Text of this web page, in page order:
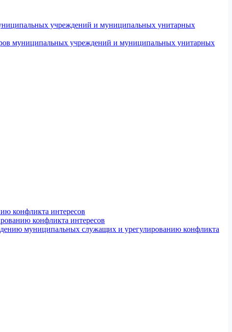
учреждений и муниципальных унитарных
муниципальных учреждений и муниципальных унитарных
конфликта интересов
конфликта интересов
муниципальных служащих и урегулированию конфликта